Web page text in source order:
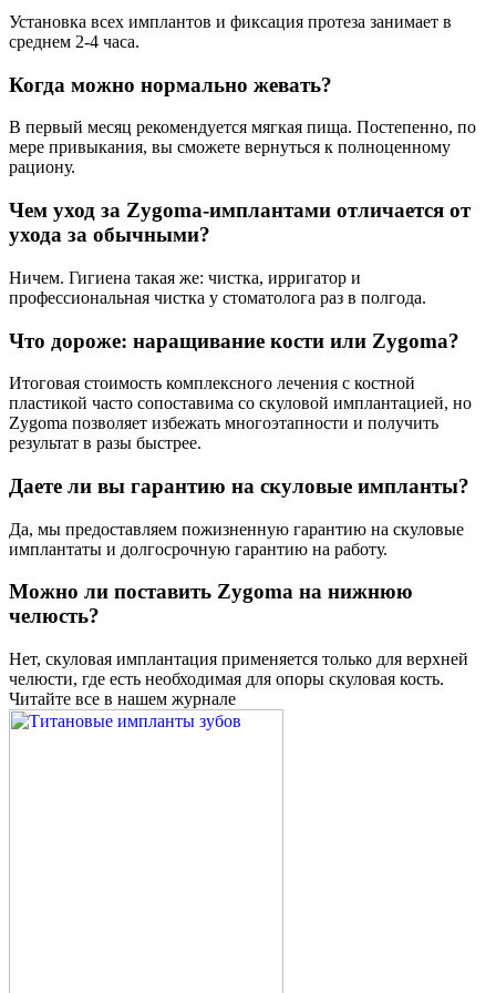
Установка всех имплантов и фиксация протеза занимает в
среднем 2-4 часа.
Когда можно нормально жевать?
В первый месяц рекомендуется мягкая пища. Постепенно, по
мере привыкания, вы сможете вернуться к полноценному
рациону.
Чем уход за Zygoma-имплантами отличается от
ухода за обычными?
Ничем. Гигиена такая же: чистка, ирригатор и
профессиональная чистка у стоматолога раз в полгода.
Что дороже: наращивание кости или Zygoma?
Итоговая стоимость комплексного лечения с костной
пластикой часто сопоставима со скуловой имплантацией, но
Zygoma позволяет избежать многоэтапности и получить
результат в разы быстрее.
Даете ли вы гарантию на скуловые импланты?
Да, мы предоставляем пожизненную гарантию на скуловые
имплантаты и долгосрочную гарантию на работу.
Можно ли поставить Zygoma на нижнюю
челюсть?
Нет, скуловая имплантация применяется только для верхней
челюсти, где есть необходимая для опоры скуловая кость.
Читайте все в нашем журнале